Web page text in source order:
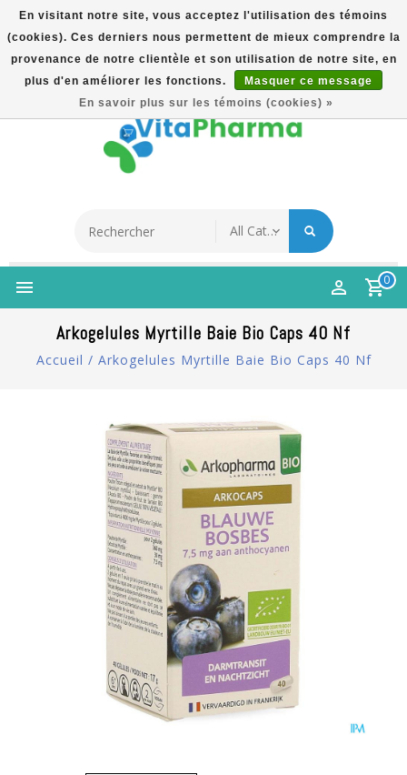
5% Korting Na Aanmelding Op Nieuwsbrief | Gratis
Verzending Vanaf €49 | Online Sinds 2007
Français
0
Arkogelules Myrtille Baie Bio Caps 40 Nf
Accueil / Arkogelules Myrtille Baie Bio Caps 40 Nf
En visitant notre site, vous acceptez l'utilisation des témoins
(cookies). Ces derniers nous permettent de mieux comprendre la
provenance de notre clientèle et son utilisation de notre site, en
plus d'en améliorer les fonctions.
Masquer ce message
En savoir plus sur les témoins (cookies) »